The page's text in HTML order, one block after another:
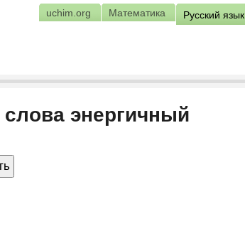
uchim.org Математика Русский язык
энергичный